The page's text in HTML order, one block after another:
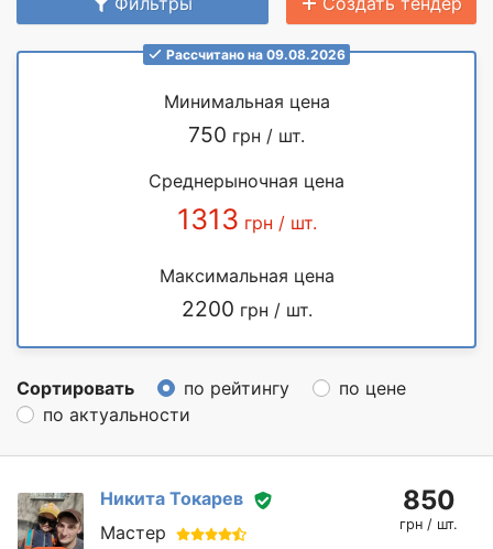
Рассчитано на 09.08.2026
Минимальная цена
750 грн / шт.
Среднерыночная цена
1313 грн / шт.
Максимальная цена
2200 грн / шт.
Сортировать по рейтингу
по цене
по актуальности
Никита Токарев
Мастер
850
грн / шт.